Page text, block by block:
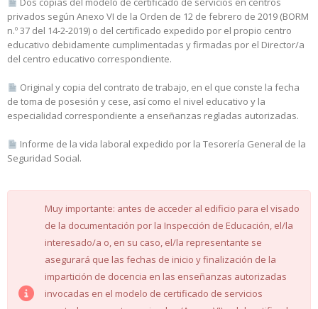
privados según Anexo VI de la Orden de 12 de febrero de 2019 (BORM
n.º 37 del 14-2-2019) o del certificado expedido por el propio centro
educativo debidamente cumplimentadas y firmadas por el Director/a
del centro educativo correspondiente.
Original y copia del contrato de trabajo, en el que conste la fecha
de toma de posesión y cese, así como el nivel educativo y la
especialidad correspondiente a enseñanzas regladas autorizadas.
Informe de la vida laboral expedido por la Tesorería General de la
Seguridad Social.
Muy importante: antes de acceder al edificio para el visado
de la documentación por la Inspección de Educación, el/la
interesado/a o, en su caso, el/la representante se
asegurará que las fechas de inicio y finalización de la
impartición de docencia en las enseñanzas autorizadas
invocadas en el modelo de certificado de servicios